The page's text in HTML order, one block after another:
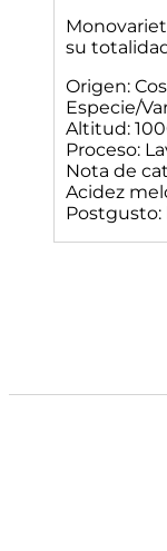
su
Origen:
Especie/
Altitud:
Proceso:
Nota de
Acidez
Postgusto: